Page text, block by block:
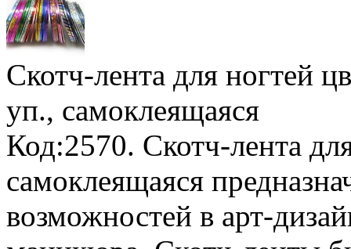
Скотч-лента для ногтей
уп., самоклеящаяся
Код:2570. Скотч-лента
самоклеящаяся
возможностей в арт-